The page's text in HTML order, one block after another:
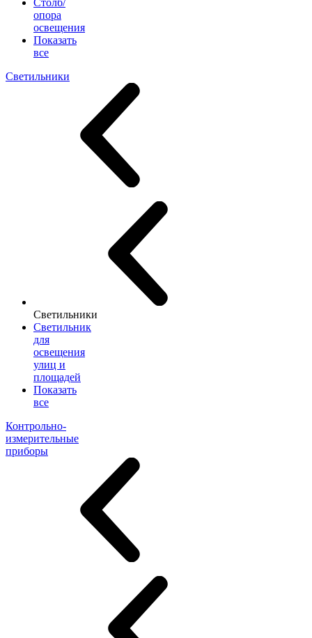
Столб/
опора
освещения
Показать
все
Светильники
Светильники
Светильник
для
освещения
улиц и
площадей
Показать
все
Контрольно-
измерительные
приборы